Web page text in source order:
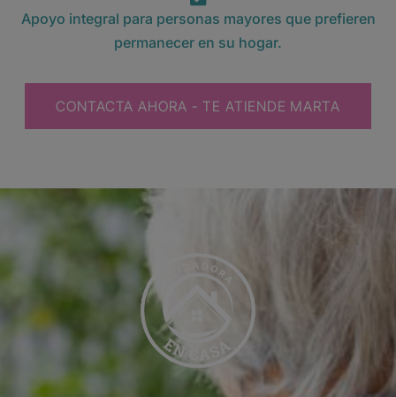
Apoyo integral para personas mayores que prefieren
permanecer en su hogar.
CONTACTA AHORA - TE ATIENDE MARTA